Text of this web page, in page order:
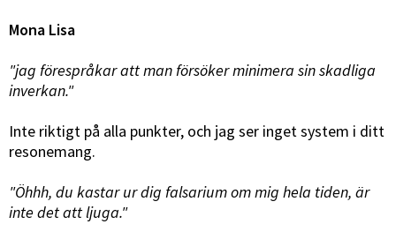
Mona Lisa
"jag förespråkar att man försöker minimera sin skadliga
inverkan."
Inte riktigt på alla punkter, och jag ser inget system i ditt
resonemang.
"Öhhh, du kastar ur dig falsarium om mig hela tiden, är
inte det att ljuga."